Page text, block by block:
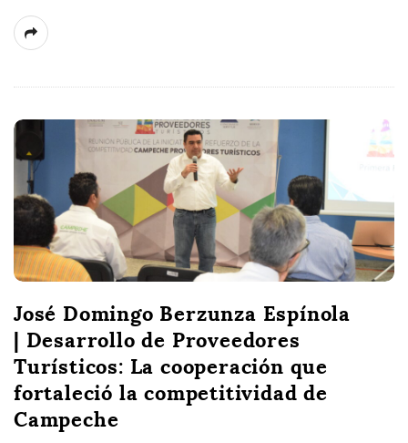
José Domingo Berzunza Espínola
| Desarrollo de Proveedores
Turísticos: La cooperación que
fortaleció la competitividad de
Campeche